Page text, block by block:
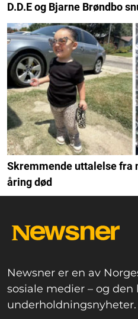
D.D.E og Bjarne Brøndbo
Skremmende uttalelse fra
åring død
Newsner er en av
sosiale medier – og
underholdningsnyheter.